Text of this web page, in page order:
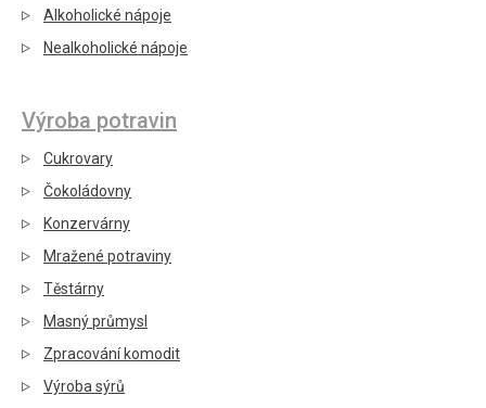
Alkoholické nápoje
Nealkoholické nápoje
Výroba potravin
Cukrovary
Čokoládovny
Konzervárny
Mražené potraviny
Těstárny
Masný průmysl
Zpracování komodit
Výroba sýrů